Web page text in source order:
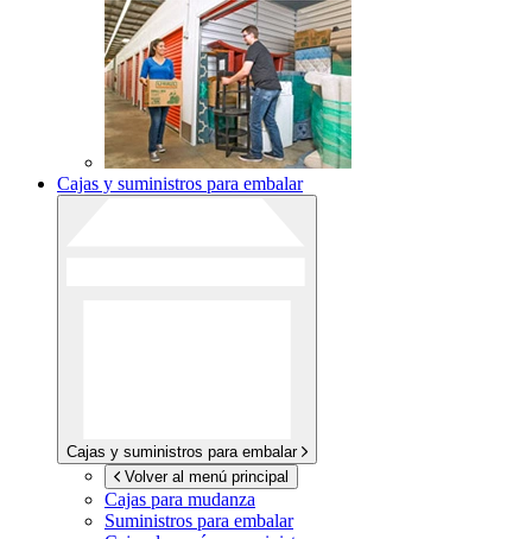
Cajas y suministros para embalar
Cajas y suministros para embalar
Volver al menú principal
Cajas para mudanza
Suministros para embalar